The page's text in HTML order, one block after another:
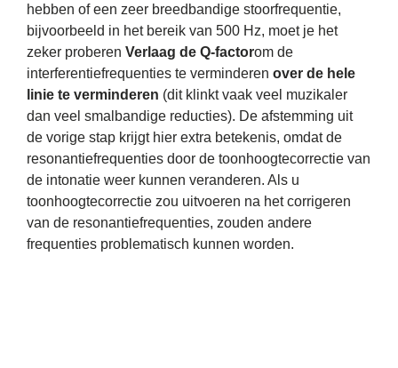
hebben of een zeer breedbandige stoorfrequentie,
bijvoorbeeld in het bereik van 500 Hz, moet je het
zeker proberen Verlaag de Q-factorom de
interferentiefrequenties te verminderen over de hele
linie te verminderen (dit klinkt vaak veel muzikaler
dan veel smalbandige reducties). De afstemming uit
de vorige stap krijgt hier extra betekenis, omdat de
resonantiefrequenties door de toonhoogtecorrectie van
de intonatie weer kunnen veranderen. Als u
toonhoogtecorrectie zou uitvoeren na het corrigeren
van de resonantiefrequenties, zouden andere
frequenties problematisch kunnen worden.